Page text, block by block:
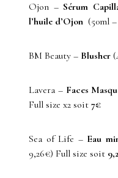
Ojon – Sérum
l’huile d’Ojon (50ml
BM Beauty – Blusher
Lavera – Faces
Full size x2 soit7€
Sea of Life – Eau
9,26€) Full size soit